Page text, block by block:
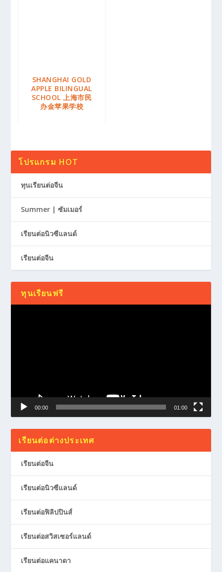
SHANGHAI GOLD
APPLE BILINGUAL
SCHOOL 上海市民
办金苹果学校
โปรแกรม HOT
ทุนเรียนต่อจีน
Summer | ซัมเมอร์
เรียนต่อนิวซีแลนด์
เรียนต่อจีน
ทุนเรียนฟรี
00:00 01:00
เรียนต่อต่างประเทศ
เรียนต่อจีน
เรียนต่อนิวซีแลนด์
เรียนต่อฟิลิปปินส์
เรียนต่อสวิสเซอร์แลนด์
เรียนต่อแคนาดา